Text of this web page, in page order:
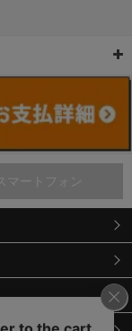
ンス
スマートフォン